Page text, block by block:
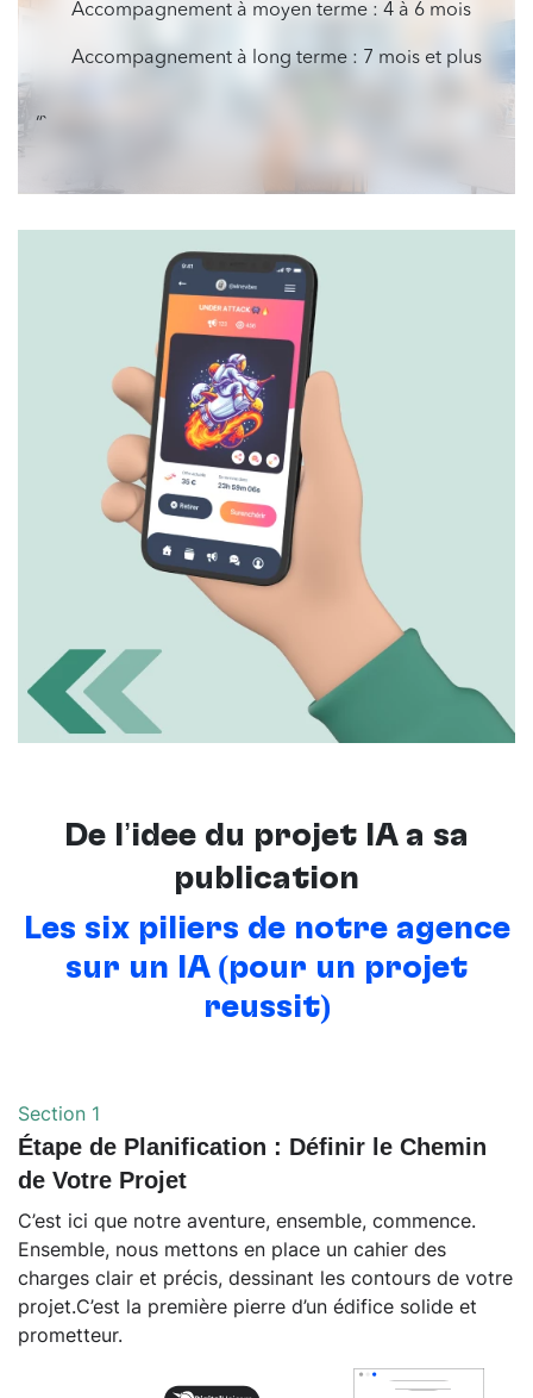
Accompagnement à moyen terme : 4 à 6 mois
Accompagnement à long terme : 7 mois et plus
“`
De l’idée du projet IA à sa
publication
Les six piliers de notre agence
sur un IA (pour un projet
réussit)
Section 1
Étape de Planification : Définir le Chemin
de Votre Projet
C’est ici que notre aventure, ensemble, commence.
Ensemble, nous mettons en place un cahier des
charges clair et précis, dessinant les contours de votre
projet.C’est la première pierre d’un édifice solide et
prometteur.